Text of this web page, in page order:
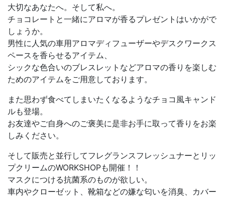
大切なあなたへ。そして私へ。
チョコレートと一緒にアロマが香るプレゼントはいかがで
しょうか。
男性に人気の車用アロマディフューザーやデスクワークス
ペースを香らせるアイテム、
シックな色合いのブレスレットなどアロマの香りを楽しむ
ためのアイテムをご用意しております。
また思わず食べてしまいたくなるようなチョコ風キャンド
ルも登場。
お友達やご自身へのご褒美に是非お手に取って香りをお楽
しみください。
そして販売と並行してフレグランスフレッシュナーとリッ
プクリームのWORKSHOPも開催！！
マスクにつける抗菌系のものが欲しい。
車内やクローゼット、靴箱などの嫌な匂いを消臭、カバー